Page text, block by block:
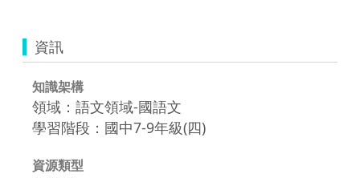
資訊
知識架構
領域：語文領域-國語文
學習階段：國中7-9年級(四)
資源類型